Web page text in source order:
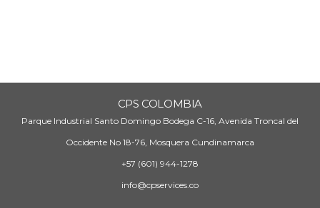
CPS COLOMBIA
Parque Industrial Santo Domingo Bodega C-16, Avenida Troncal del
Occidente No 18-76, Mosquera Cundinamarca
+57 (601) 944-1278
info@cpservices.co